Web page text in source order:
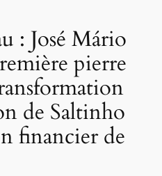
: José Mário
pierre
de Saltinho
financier de